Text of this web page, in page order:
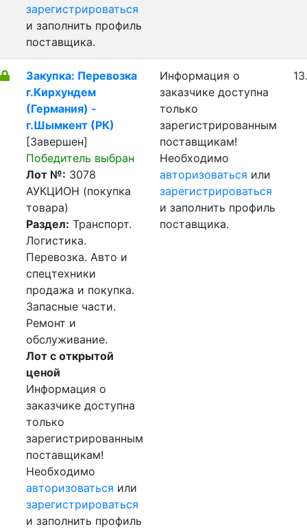
зарегистрироваться
и заполнить профиль
поставщика.
Закупка: Перевозка
г.Кирхундем
(Германия) -
г.Шымкент (РК)
[Завершен]
Победитель выбран
Лот №: 3078
АУКЦИОН (покупка
товара)
Раздел: Транспорт.
Логистика.
Перевозка. Авто и
спецтехники
продажа и покупка.
Запасные части.
Ремонт и
обслуживание.
Лот с открытой
ценой
Информация о
заказчике доступна
только
зарегистрированным
поставщикам!
Необходимо
авторизоваться или
зарегистрироваться
и заполнить профиль
Информация о
заказчике доступна
только
зарегистрированным
поставщикам!
Необходимо
авторизоваться или
зарегистрироваться
и заполнить профиль
поставщика.